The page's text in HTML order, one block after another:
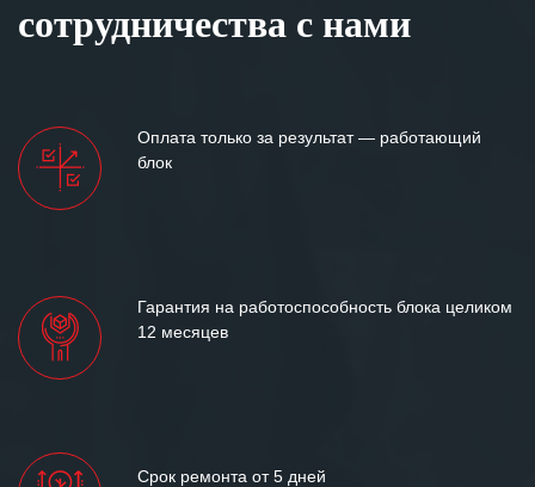
сотрудничества с нами
Оплата только за результат — работающий
блок
Гарантия на работоспособность блока целиком
12 месяцев
Срок ремонта от 5 дней